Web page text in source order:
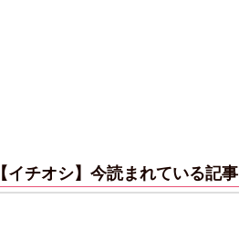
【イチオシ】今読まれている記事